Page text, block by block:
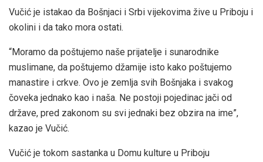
Vučić je istakao da Bošnjaci i Srbi vijekovima žive u Priboju i
okolini i da tako mora ostati.
“Moramo da poštujemo naše prijatelje i sunarodnike
muslimane, da poštujemo džamije isto kako poštujemo
manastire i crkve. Ovo je zemlja svih Bošnjaka i svakog
čoveka jednako kao i naša. Ne postoji pojedinac jači od
države, pred zakonom su svi jednaki bez obzira na ime”,
kazao je Vučić.
Vučić je tokom sastanka u Domu kulture u Priboju